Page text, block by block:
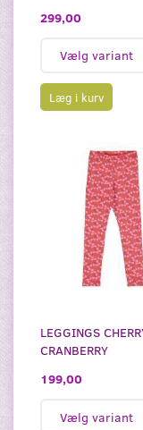
299,00
Læg i kurv
LEGGINGS
CRANBERRY
199,00